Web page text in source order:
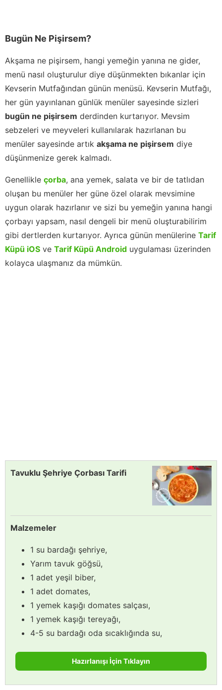
Bugün Ne Pişirsem?
Akşama ne pişirsem, hangi yemeğin yanına ne gider,
menü nasıl oluşturulur diye düşünmekten bıkanlar için
Kevserin Mutfağından günün menüsü. Kevserin Mutfağı,
her gün yayınlanan günlük menüler sayesinde sizleri
bugün ne pişirsem derdinden kurtarıyor. Mevsim
sebzeleri ve meyveleri kullanılarak hazırlanan bu
menüler sayesinde artık akşama ne pişirsem diye
düşünmenize gerek kalmadı.
Genellikle çorba, ana yemek, salata ve bir de tatlıdan
oluşan bu menüler her güne özel olarak mevsimine
uygun olarak hazırlanır ve sizi bu yemeğin yanına hangi
çorbayı yapsam, nasıl dengeli bir menü oluşturabilirim
gibi dertlerden kurtarıyor. Ayrıca günün menülerine Tarif
Küpü iOS ve Tarif Küpü Android uygulaması üzerinden
kolayca ulaşmanız da mümkün.
Tavuklu Şehriye Çorbası Tarifi
Malzemeler
1 su bardağı şehriye,
Yarım tavuk göğsü,
1 adet yeşil biber,
1 adet domates,
1 yemek kaşığı domates salçası,
1 yemek kaşığı tereyağı,
4-5 su bardağı oda sıcaklığında su,
Hazırlanışı İçin Tıklayın